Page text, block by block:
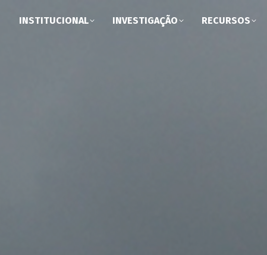
INSTITUCIONAL INVESTIGAÇÃO RECURSOS